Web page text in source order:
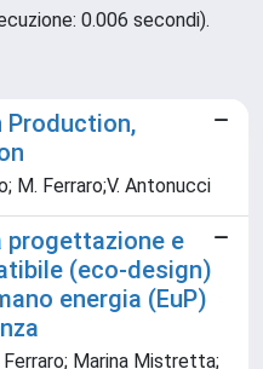
0.006 secondi).
Production,
M. Ferraro;V. Antonucci
progettazione e
(eco-design)
energia (EuP)
Marina Mistretta;